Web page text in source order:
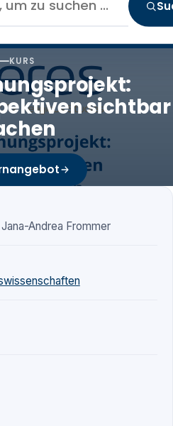
KURS
sichtbar
Andrea Frommer